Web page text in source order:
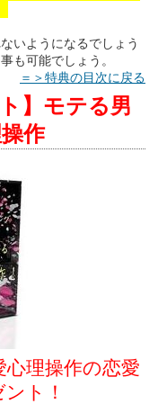
いようになるでしょう
も可能でしょう。
＝＞特典の目次に戻る
】モテる男
作
理操作の恋愛
ト！